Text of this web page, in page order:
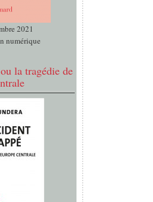
2021
numérique
la tragédie de